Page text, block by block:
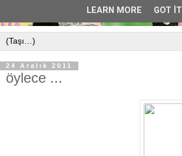
24 Aralık 2011
öylece ...
LEARN MORE GOT IT